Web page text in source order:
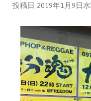
投稿日 2019年1月9日